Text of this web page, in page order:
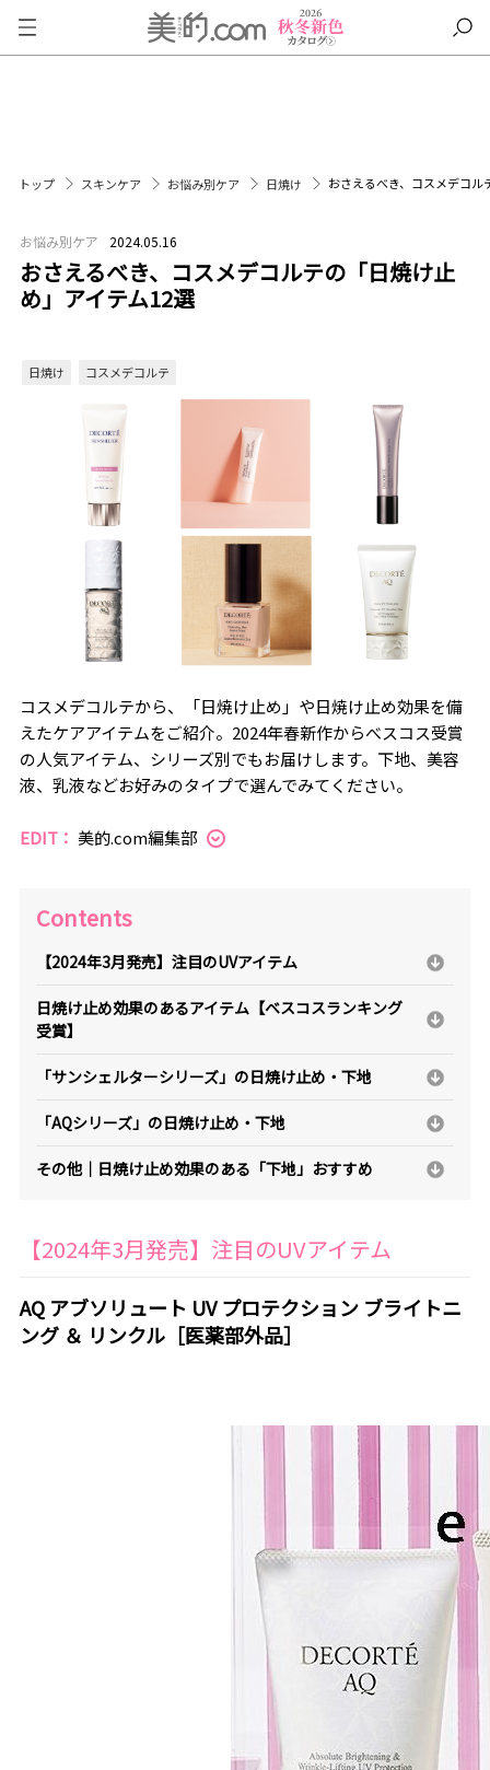
トップ スキンケア お悩み別ケア 日焼け おさえるべき、コスメデコ
お悩み別ケア 2024.05.16
おさえるべき、コスメデコルテの「日焼け止
め」アイテム12選
日焼け コスメデコルテ
コスメデコルテから、「日焼け止め」や日焼け止め効果を備
えたケアアイテムをご紹介。2024年春新作からべスコス受賞
の人気アイテム、シリーズ別でもお届けします。下地、美容
液、乳液などお好みのタイプで選んでみてください。
EDIT： 美的.com編集部
Contents
【2024年3月発売】注目のUVアイテム
日焼け止め効果のあるアイテム【ベスコスランキング
受賞】
「サンシェルターシリーズ」の日焼け止め・下地
「AQシリーズ」の日焼け止め・下地
その他｜日焼け止め効果のある「下地」おすすめ
【2024年3月発売】注目のUVアイテム
AQ アブソリュート UV プロテクション ブライトニ
ング ＆ リンクル［医薬部外品］